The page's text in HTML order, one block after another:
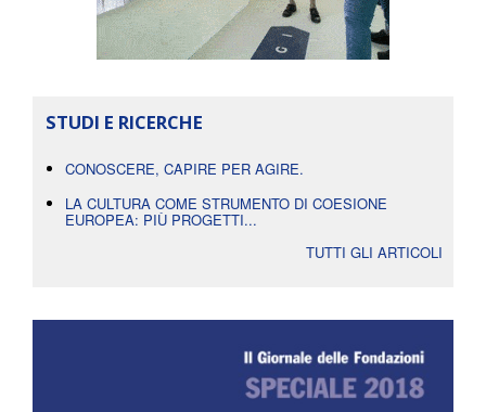
STUDI E RICERCHE
CONOSCERE, CAPIRE PER AGIRE.
LA CULTURA COME STRUMENTO DI COESIONE
EUROPEA: PIÙ PROGETTI...
TUTTI GLI ARTICOLI